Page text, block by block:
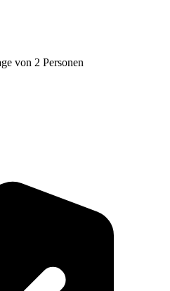
von 2 Personen